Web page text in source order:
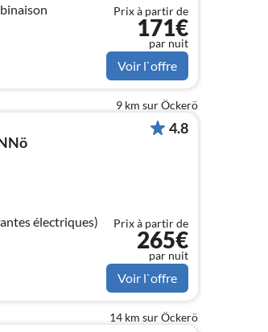
Prix à partir de
171€
par nuit
Voir l`offre
9 km sur Öckerö
électriques)
4.8
Prix à partir de
265€
par nuit
Voir l`offre
14 km sur Öckerö